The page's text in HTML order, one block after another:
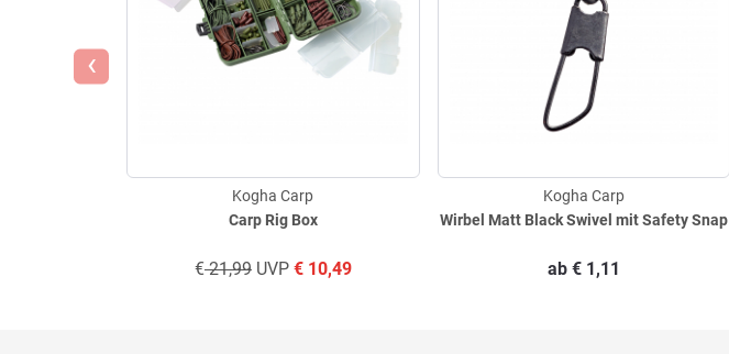
Carp Rig Box
Kogha Carp
€21,99UVP €10,49
Wirbel Matt Black Swivel mit Safety Snap
Kogha Carp
ab €1,11
‹